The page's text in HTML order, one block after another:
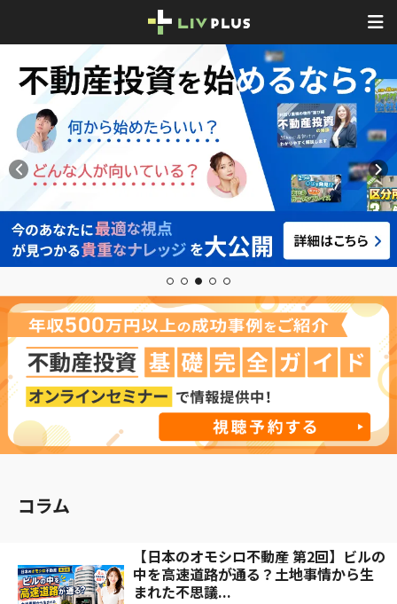
1 2 3 4 5
コラム
【日本のオモシロ不動産 第2回】ビルの
中を高速道路が通る？土地事情から生
まれた不思議...